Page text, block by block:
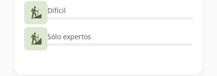
Difícil
Sólo expertos